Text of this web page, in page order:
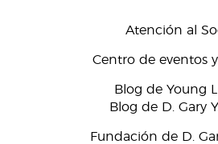
Atención al
Centro de eventos
Blog de Young
Blog de D. Gary
Fundación de D.